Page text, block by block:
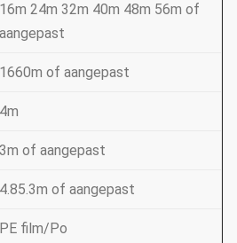
16m 24m 32m 40m 48m 56m of
aangepast
1660m of aangepast
4m
3m of aangepast
4.85.3m of aangepast
PE film/Po